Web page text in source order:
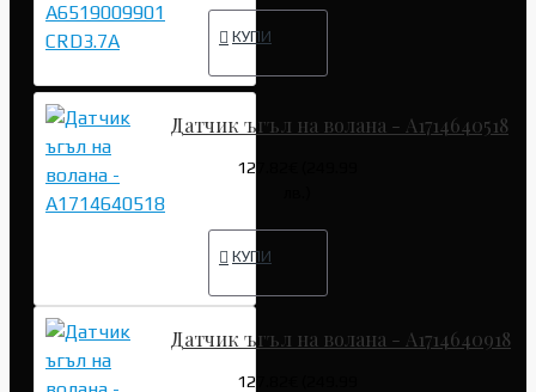
КУПИ
Датчик ъгъл на волана - A1714640518
127.82€ (249.99
КУПИ
Датчик ъгъл на волана - A1714640918
127.82€ (249.99